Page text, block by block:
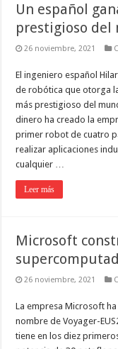
Un español
prestigioso del
26 noviembre, 2021
El ingeniero español
de robótica que otorga
más prestigioso del
dinero ha creado la
primer robot de cuatro
realizar aplicaciones
cualquier …
Leer más
Microsoft
26 noviembre, 2021
La empresa Microsoft
nombre de Voyager-
tiene en los diez